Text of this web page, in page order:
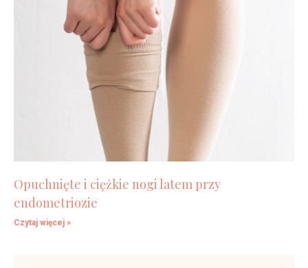
Opuchnięte i ciężkie nogi latem przy
endometriozie
Czytaj więcej »